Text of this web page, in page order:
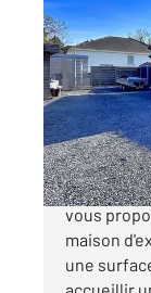
RUVIGNY
252 m2, 7
Ref : 71146
Maison
L'agence
vous
maison
une